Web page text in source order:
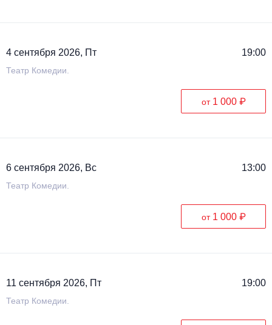
4 сентября 2026, Пт 19:00
Театр Комедии.
от 1 000 ₽
6 сентября 2026, Вс 13:00
Театр Комедии.
от 1 000 ₽
11 сентября 2026, Пт 19:00
Театр Комедии.